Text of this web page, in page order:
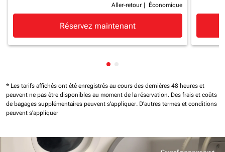
Aller-retour
Économique
Réservez maintenant
Affichage de cmp-pagination-
* Les tarifs affichés ont été enregistrés au cours des dernières 48 heures et
peuvent ne pas être disponibles au moment de la réservation. Des frais et coûts
de bagages supplémentaires peuvent s'appliquer. D'autres termes et conditions
peuvent s'appliquer